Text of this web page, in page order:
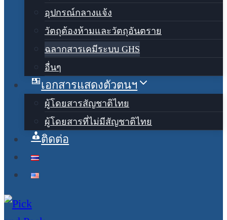
อุปกรณ์กลางแจ้ง
วัตถุต้องห้ามและวัตถุอันตราย
ฉลากสารเคมีระบบ GHS
อื่นๆ
เอกสารแสดงตัวตนฯ
ผู้โดยสารสัญชาติไทย
ผู้โดยสารที่ไม่มีสัญชาติไทย
ติดต่อ